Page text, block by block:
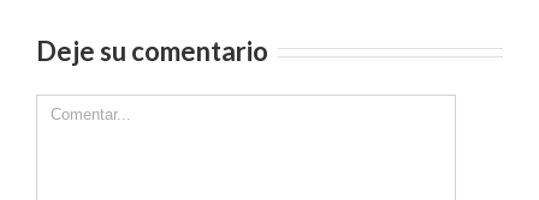
Deje su comentario
Comment